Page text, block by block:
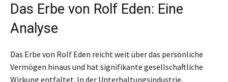
Das Erbe von Rolf Eden: Eine
Analyse
Das Erbe von Rolf Eden reicht weit über das persönliche
Vermögen hinaus und hat signifikante gesellschaftliche
Wirkung entfaltet. In der Unterhaltungsindustrie,